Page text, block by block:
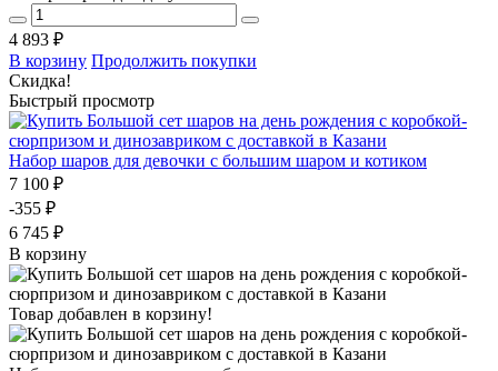
4 893 ₽
В корзину Продолжить покупки
Скидка!
Быстрый просмотр
Набор шаров для девочки с большим шаром и котиком
7 100 ₽
-355 ₽
6 745 ₽
В корзину
Товар добавлен в корзину!